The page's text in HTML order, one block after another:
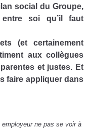
social du Groupe,
soi qu’il faut
(et certainement
aux collègues
et justes. Et
faire appliquer dans
ne pas se voir à